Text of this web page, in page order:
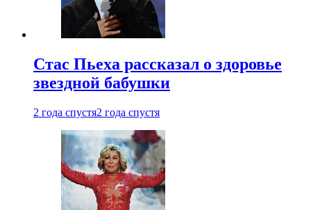
Стас Пьеха рассказал о здоровье
звездной бабушки
2 года спустя2 года спустя